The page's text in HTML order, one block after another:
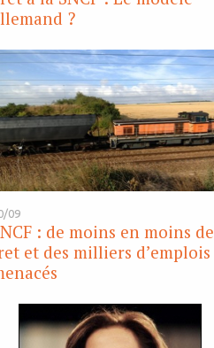
?
09
: de moins en moins de
et des milliers d’emplois